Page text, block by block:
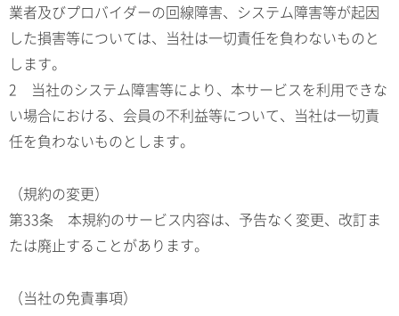
業者及びプロバイダーの回線障害、システム障害等が起因
した損害等については、当社は一切責任を負わないものと
します。
2 当社のシステム障害等により、本サービスを利用できな
い場合における、会員の不利益等について、当社は一切責
任を負わないものとします。
（規約の変更）
第33条 本規約のサービス内容は、予告なく変更、改訂ま
たは廃止することがあります。
（当社の免責事項）